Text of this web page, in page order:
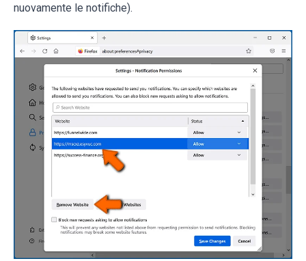
nuovamente le notifiche).